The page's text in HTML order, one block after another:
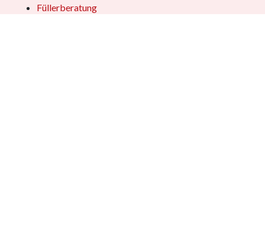
Füllerberatung